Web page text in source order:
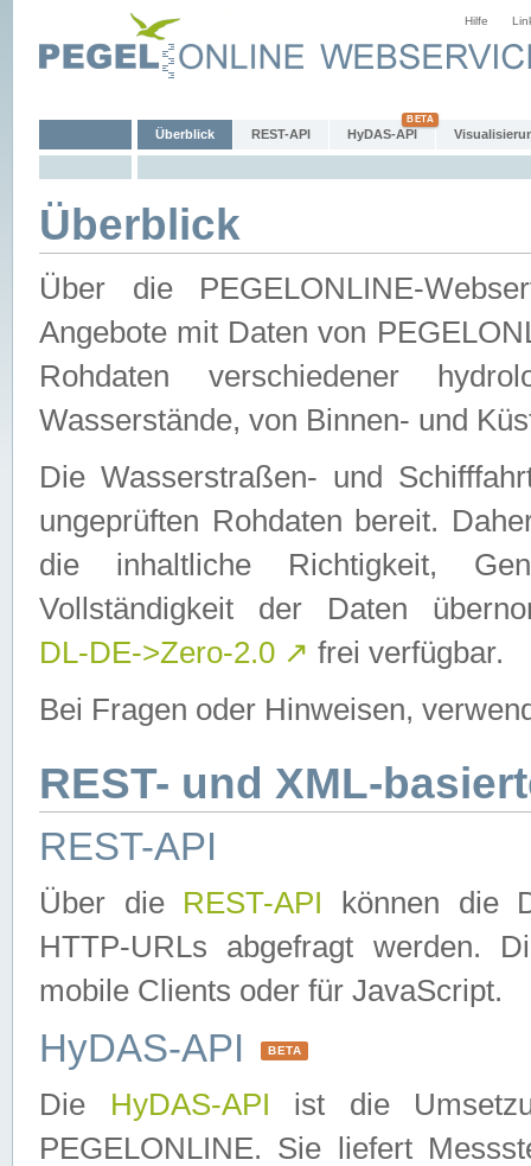
Hilfe
Überblick REST-API HyDAS-API
Überblick
Über die PEGELONLINE-
Angebote mit Daten von
Rohdaten verschiedener
Wasserstände, von Binnen- und
Die Wasserstraßen- und
ungeprüften Rohdaten bereit.
die inhaltliche Richtigkeit,
Vollständigkeit der Daten
DL-DE->Zero-2.0 ↗ frei verfügbar.
Bei Fragen oder Hinweisen,
REST- und XML-
REST-API
Über die REST-API können die
HTTP-URLs abgefragt werden.
mobile Clients oder für JavaScript.
HyDAS-API BETA
Die HyDAS-API ist die
PEGELONLINE. Sie liefert